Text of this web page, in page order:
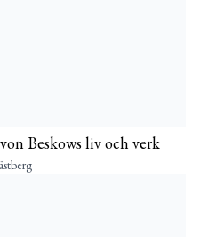
Beskows liv och verk